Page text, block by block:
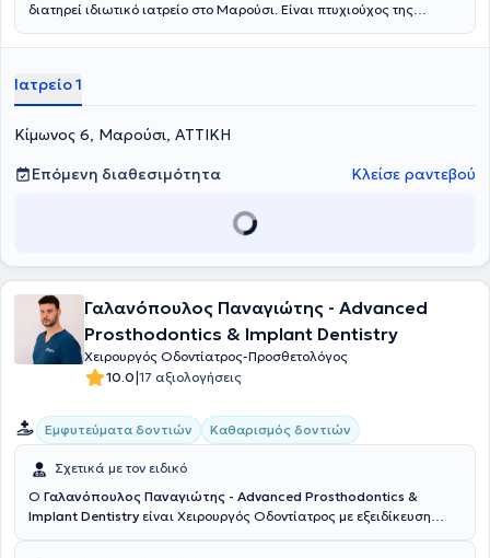
διατηρεί ιδιωτικό ιατρείο στο Μαρούσι. Είναι πτυχιούχος της
Πανεπιστημίου Αθηνών και πραγματοποίησε μεταπτυχιακές
της Οδοντιατρικής Σχολής του ίδιου ιδρύματος. Πραγματοποίησε
την πρακτική της άσκηση στο 401 Γενικό Στρατιωτικό Νοσοκομείο
Αθηνών και στο Οδοντιατρείο Φρουράς Αθηνών. Σήμερα, είναι
Επιστημονική συνεργάτης της Οδοντιατρικής Σχολής Αθηνών και
μέλος της Ελληνικής Προσθετικής Εταιρείας. Τέλος, η γιατρός
παρακολουθεί ενεργά πολλά συνέδρια και εκπαιδευτικά
στη συνεχή επιμόρφωση και διαρκή εξέλιξη στο αντικείμενο
Ιατρείο 1
Κίμωνος 6, Μαρούσι, ΑΤΤΙΚΗ
Επόμενη διαθεσιμότητα
Κλείσε ραντεβού
Γαλανόπουλος Παναγιώτης - Advanced
Prosthodontics & Implant Dentistry
Χειρουργός Οδοντίατρος-Προσθετολόγος
10.0|17 αξιολογήσεις
Εμφυτεύματα δοντιών Καθαρισμός δοντιών
Σχετικά με τον ειδικό
O Γαλανόπουλος Παναγιώτης - Advanced Prosthodontics &
Implant Dentistry είναι Χειρουργός Οδοντίατρος με εξειδίκευση